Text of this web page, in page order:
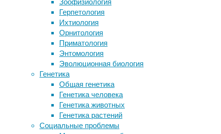
Зоофизиология
Герпетология
Ихтиология
Орнитология
Приматология
Энтомология
Эволюционная биология
Генетика
Общая генетика
Генетика человека
Генетика животных
Генетика растений
Социальные проблемы
выяснили,
как
происходит
старение
мозга
точки
зрения
составляющие
белое
вещество
миелиновых
оболочек,
вымирающего вида
Следите за новостями